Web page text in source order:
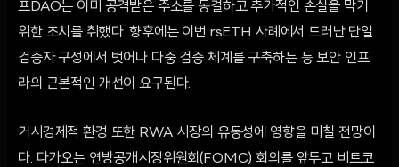
프DAO는 이미 공격받은 주소를 동결하고 추가적인 손실을 막기
위한 조치를 취했다. 향후에는 이번 rsETH 사례에서 드러난 단일
검증자 구성에서 벗어나 다중 검증 체계를 구축하는 등 보안 인프
라의 근본적인 개선이 요구된다.
거시경제적 환경 또한 RWA 시장의 유동성에 영향을 미칠 전망이
다. 다가오는 연방공개시장위원회(FOMC) 회의를 앞두고 비트코